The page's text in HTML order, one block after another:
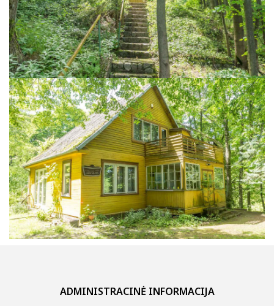
ADMINISTRACINĖ INFORMACIJA